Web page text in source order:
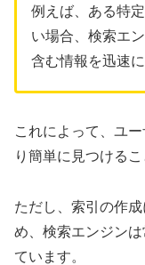
例えば、ある特
い場合、検索エ
含む情報を迅速
これによって、ユ
り簡単に見つけるこ
ただし、索引の作
め、検索エンジン
ています。